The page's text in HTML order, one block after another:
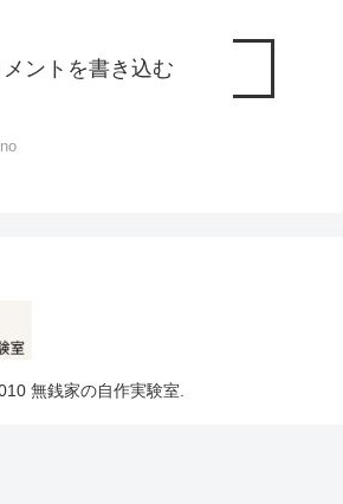
メントを書き込む
無銭家の自作実験室.